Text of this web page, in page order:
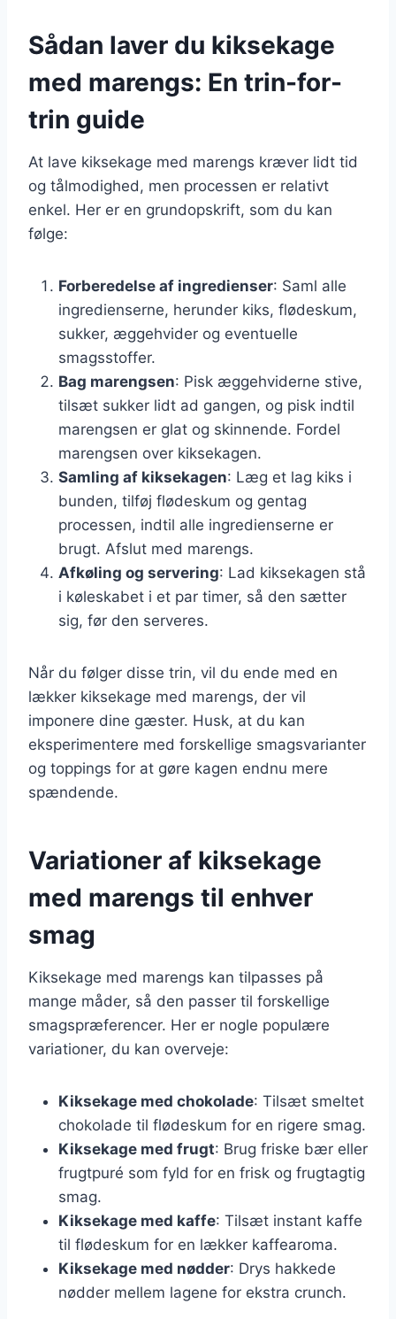
Sådan laver du kiksekage
med marengs: En trin-for-
trin guide
At lave kiksekage med marengs kræver lidt tid
og tålmodighed, men processen er relativt
enkel. Her er en grundopskrift, som du kan
følge:
Forberedelse af ingredienser: Saml alle
ingredienserne, herunder kiks, flødeskum,
sukker, æggehvider og eventuelle
smagsstoffer.
Bag marengsen: Pisk æggehviderne stive,
tilsæt sukker lidt ad gangen, og pisk indtil
marengsen er glat og skinnende. Fordel
marengsen over kiksekagen.
Samling af kiksekagen: Læg et lag kiks i
bunden, tilføj flødeskum og gentag
processen, indtil alle ingredienserne er
brugt. Afslut med marengs.
Afkøling og servering: Lad kiksekagen stå
i køleskabet i et par timer, så den sætter
sig, før den serveres.
Når du følger disse trin, vil du ende med en
lækker kiksekage med marengs, der vil
imponere dine gæster. Husk, at du kan
eksperimentere med forskellige smagsvarianter
og toppings for at gøre kagen endnu mere
spændende.
Variationer af kiksekage
med marengs til enhver
smag
Kiksekage med marengs kan tilpasses på
mange måder, så den passer til forskellige
smagspræferencer. Her er nogle populære
variationer, du kan overveje:
Kiksekage med chokolade: Tilsæt smeltet
chokolade til flødeskum for en rigere smag.
Kiksekage med frugt: Brug friske bær eller
frugtpuré som fyld for en frisk og frugtagtig
smag.
Kiksekage med kaffe: Tilsæt instant kaffe
til flødeskum for en lækker kaffearoma.
Kiksekage med nødder: Drys hakkede
nødder mellem lagene for ekstra crunch.